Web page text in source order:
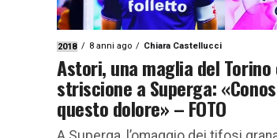
2018 8 anni ago Chiara Castellucci
Astori, una maglia del Torino
striscione a Superga:
questo dolore» – FOTO